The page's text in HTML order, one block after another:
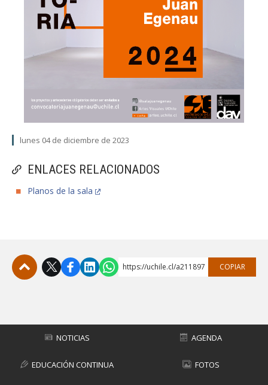
ENLACES RELACIONADOS
Planos de la sala
lunes 04 de diciembre de 2023
https://uchile.cl/a211897 COPIAR
NOTICIAS AGENDA
EDUCACIÓN CONTINUA FOTOS